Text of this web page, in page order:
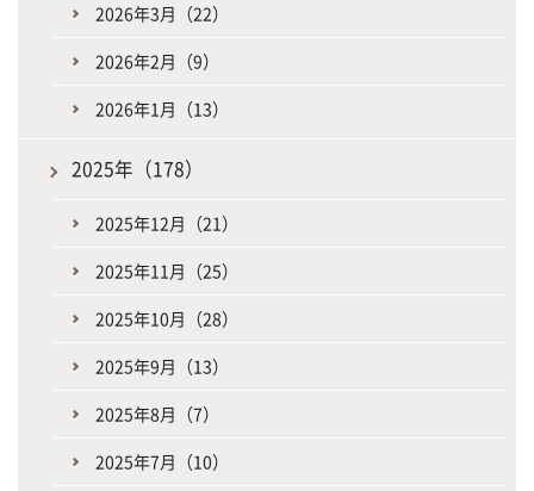
2026年3月（22）
2026年2月（9）
2026年1月（13）
2025年（178）
2025年12月（21）
2025年11月（25）
2025年10月（28）
2025年9月（13）
2025年8月（7）
2025年7月（10）